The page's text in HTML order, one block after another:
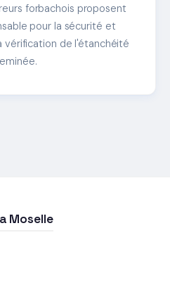
forbachois proposent
pour la sécurité et
vérification de l'étanchéité
Moselle